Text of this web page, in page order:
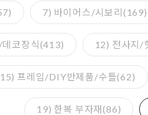
7) 바이어스/시보리(169)
코장식(413) 12) 전사지/
15) 프레임/DIY반제품/수틀(62)
19) 한복 부자재(86)